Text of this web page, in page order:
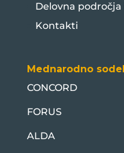
Delovna
Kontakti
Mednarodno
CONCORD
FORUS
ALDA